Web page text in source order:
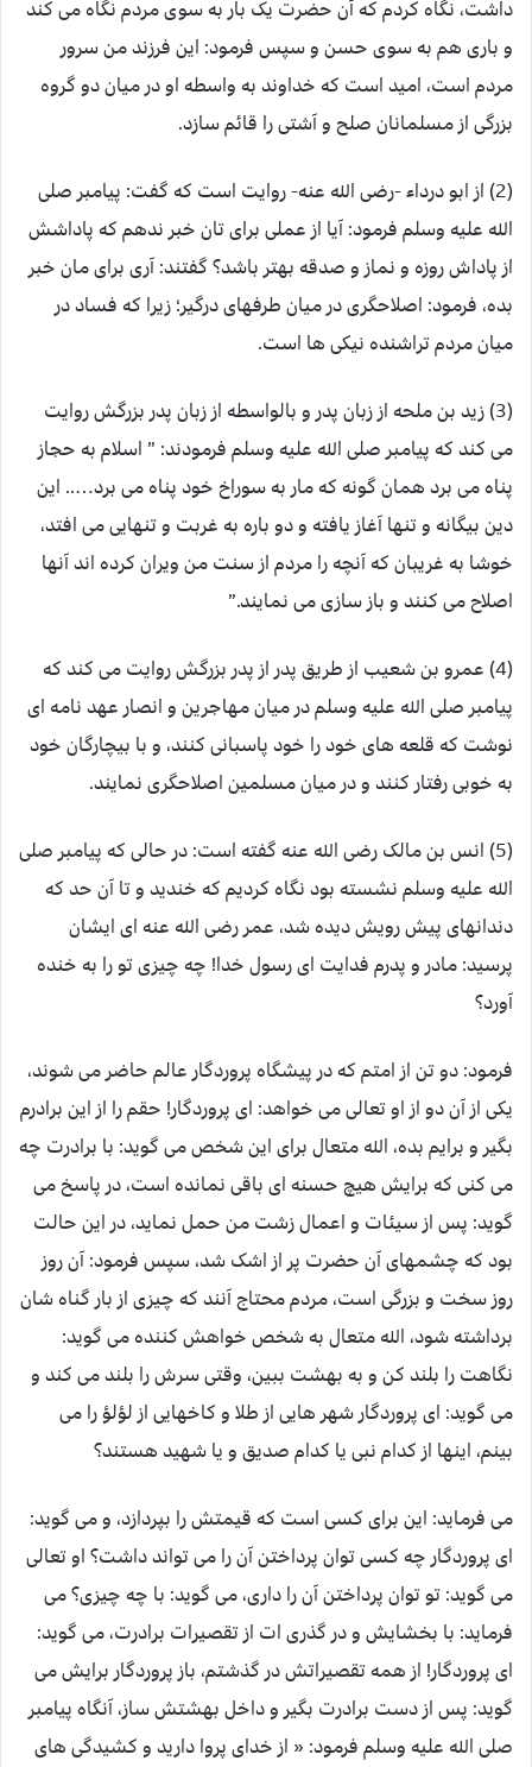
داشت، نگاه کردم که آن حضرت یک بار به سوی مردم نگاه می کند
و باری هم به سوی حسن و سپس فرمود: این فرزند من سرور
مردم است، امید است که خداوند به واسطه او در میان دو گروه
بزرگی از مسلمانان صلح و آشتی را قائم سازد.
(2) از ابو درداء -رضی الله عنه- روایت است که گفت: پیامبر صلی
الله علیه وسلم فرمود: آیا از عملی برای تان خبر ندهم که پاداشش
از پاداش روزه و نماز و صدقه بهتر باشد؟ گفتند: آری برای مان خبر
بده، فرمود: اصلاحگری در میان طرفهای درگیر؛ زیرا که فساد در
میان مردم تراشنده نیکی ها است.
(3) زید بن ملحه از زبان پدر و بالواسطه از زبان پدر بزرگش روایت
می کند که پیامبر صلی الله علیه وسلم فرمودند: ” اسلام به حجاز
پناه می برد همان گونه که مار به سوراخ خود پناه می برد….. این
دین بیگانه و تنها آغاز یافته و دو باره به غربت و تنهایی می افتد،
خوشا به غریبان که آنچه را مردم از سنت من ویران کرده اند آنها
اصلاح می کنند و باز سازی می نمایند.”
(4) عمرو بن شعیب از طریق پدر از پدر بزرگش روایت می کند که
پیامبر صلی الله علیه وسلم در میان مهاجرین و انصار عهد نامه ای
نوشت که قلعه های خود را خود پاسبانی کنند، و با بیچارگان خود
به خوبی رفتار کنند و در میان مسلمین اصلاحگری نمایند.
(5) انس بن مالک رضی الله عنه گفته است: در حالی که پیامبر صلی
الله علیه وسلم نشسته بود نگاه کردیم که خندید و تا آن حد که
دندانهای پیش رویش دیده شد، عمر رضی الله عنه ای ایشان
پرسید: مادر و پدرم فدایت ای رسول خدا! چه چیزی تو را به خنده
آورد؟
فرمود: دو تن از امتم که در پیشگاه پروردگار عالم حاضر می شوند،
یکی از آن دو از او تعالی می خواهد: ای پروردگار! حقم را از این برادرم
بگیر و برایم بده، الله متعال برای این شخص می گوید: با برادرت چه
می کنی که برایش هیچ حسنه ای باقی نمانده است، در پاسخ می
گوید: پس از سیئات و اعمال زشت من حمل نماید، در این حالت
بود که چشمهای آن حضرت پر از اشک شد، سپس فرمود: آن روز
روز سخت و بزرگی است، مردم محتاج آنند که چیزی از بار گناه شان
برداشته شود، الله متعال به شخص خواهش کننده می گوید:
نگاهت را بلند کن و به بهشت ببین، وقتی سرش را بلند می کند و
می گوید: ای پروردگار شهر هایی از طلا و کاخهایی از لؤلؤ را می
بینم، اینها از کدام نبی یا کدام صدیق و یا شهید هستند؟
می فرماید: این برای کسی است که قیمتش را بپردازد، و می گوید:
ای پروردگار چه کسی توان پرداختن آن را می تواند داشت؟ او تعالی
می گوید: تو توان پرداختن آن را داری، می گوید: با چه چیزی؟ می
فرماید: با بخشایش و در گذری ات از تقصیرات برادرت، می گوید:
ای پروردگار! از همه تقصیراتش در گذشتم، باز پروردگار برایش می
گوید: پس از دست برادرت بگیر و داخل بهشتش ساز، آنگاه پیامبر
صلی الله علیه وسلم فرمود: « از خدای پروا دارید و کشیدگی های